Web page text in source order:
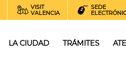
VISIT
VALENCIA
SEDE
LA CIUDAD TRÁMITES